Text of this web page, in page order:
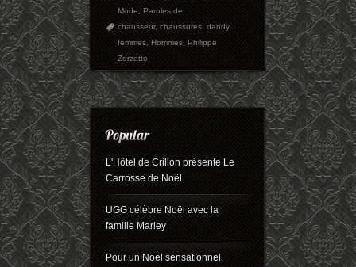
Mode,Paroles de
chausseur,chaussures,dandy,
femmes,Hommes,Philippe
Zorzetto
L'Hôtel de Crillon présente Le
Carrosse de Noël
UGG célèbre Noël avec la
famille Marley
Pour un Noël sensationnel,